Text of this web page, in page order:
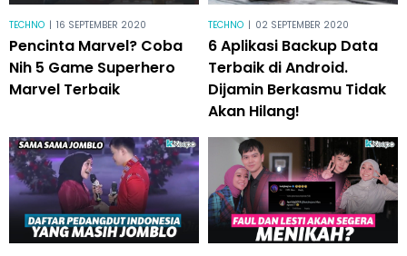
TECHNO | 16 SEPTEMBER 2020
Pencinta Marvel? Coba
Nih 5 Game Superhero
Marvel Terbaik
TECHNO | 02 SEPTEMBER 2020
6 Aplikasi Backup Data
Terbaik di Android.
Dijamin Berkasmu Tidak
Akan Hilang!